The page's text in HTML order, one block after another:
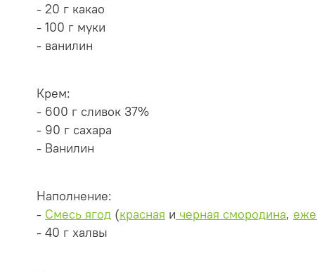
- 20 г какао
- 100 г муки
- ванилин
Крем:
- 600 г сливок 37%
- 90 г сахара
- Ванилин
Наполнение:
- Смесь ягод (красная и черная смородина,
- 40 г халвы